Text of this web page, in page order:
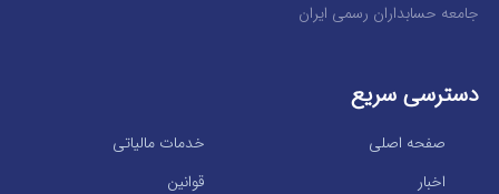
جامعه حسابداران رسمی ایران
دسترسی سریع
خدمات مالیاتی
صفحه اصلی
قوانین
اخبار